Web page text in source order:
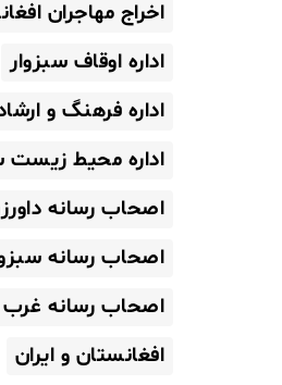
اخراج مهاجران
اداره اوقاف سبزوار
اداره فرهنگ و
اداره محیط زیست
اصحاب رسانه
اصحاب رسانه
اصحاب رسانه غرب
افغانستان و ایران